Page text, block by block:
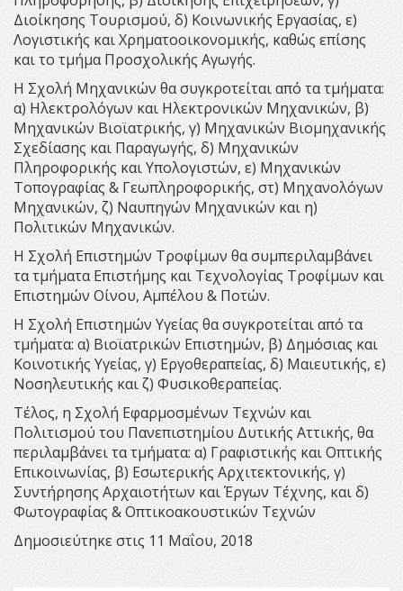
Διοίκησης Τουρισμού, δ) Κοινωνικής Εργασίας, ε)
Λογιστικής και Χρηματοοικονομικής, καθώς επίσης
και το τμήμα Προσχολικής Αγωγής.
Η Σχολή Μηχανικών θα συγκροτείται από τα τμήματα:
α) Ηλεκτρολόγων και Ηλεκτρονικών Μηχανικών, β)
Μηχανικών Βιοϊατρικής, γ) Μηχανικών Βιομηχανικής
Σχεδίασης και Παραγωγής, δ) Μηχανικών
Πληροφορικής και Υπολογιστών, ε) Μηχανικών
Τοπογραφίας & Γεωπληροφορικής, στ) Μηχανολόγων
Μηχανικών, ζ) Ναυπηγών Μηχανικών και η)
Πολιτικών Μηχανικών.
Η Σχολή Επιστημών Τροφίμων θα συμπεριλαμβάνει
τα τμήματα Επιστήμης και Τεχνολογίας Τροφίμων και
Επιστημών Οίνου, Αμπέλου & Ποτών.
Η Σχολή Επιστημών Υγείας θα συγκροτείται από τα
τμήματα: α) Βιοϊατρικών Επιστημών, β) Δημόσιας και
Κοινοτικής Υγείας, γ) Εργοθεραπείας, δ) Μαιευτικής, ε)
Νοσηλευτικής και ζ) Φυσικοθεραπείας.
Τέλος, η Σχολή Εφαρμοσμένων Τεχνών και
Πολιτισμού του Πανεπιστημίου Δυτικής Αττικής, θα
περιλαμβάνει τα τμήματα: α) Γραφιστικής και Οπτικής
Επικοινωνίας, β) Εσωτερικής Αρχιτεκτονικής, γ)
Συντήρησης Αρχαιοτήτων και Έργων Τέχνης, και δ)
Φωτογραφίας & Οπτικοακουστικών Τεχνών
Δημοσιεύτηκε στις 11 Μαΐου, 2018